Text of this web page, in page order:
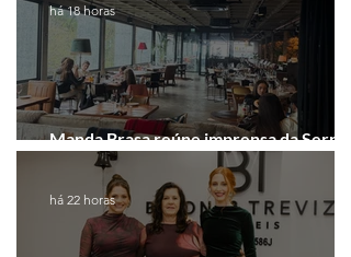
Manda Brasa reúne imprensa da Serra
Gaúcha para falar de expansão
há 18 horas
há 22 horas